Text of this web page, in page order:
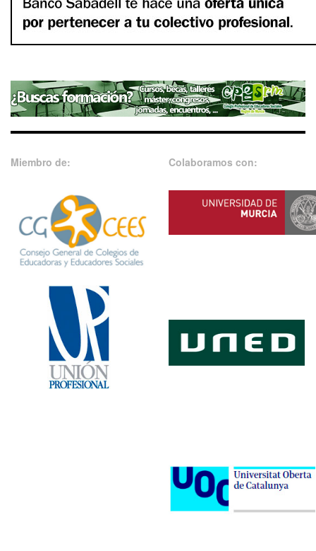
Miembro de: Colaboramos con: